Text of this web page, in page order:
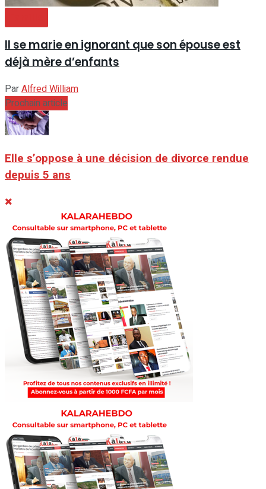
Il se marie en ignorant que son épouse est
déjà mère d’enfants
ParAlfred William
Prochain article
Elle s’oppose à une décision de divorce rendue
depuis 5 ans